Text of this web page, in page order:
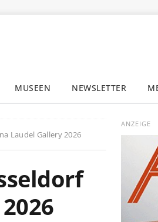
MUSEEN NEWSLETTER
Laudel Gallery 2026
ANZEIGE